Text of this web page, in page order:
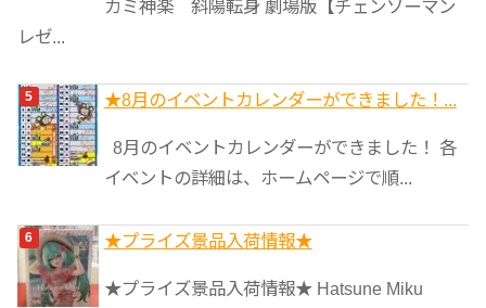
カミ神楽 斜陽転身 劇場版【チェンソーマン
レゼ...
★8月のイベントカレンダーができました！...
8月のイベントカレンダーができました！ 各
イベントの詳細は、ホームページで順...
★プライズ景品入荷情報★
★プライズ景品入荷情報★ Hatsune Miku